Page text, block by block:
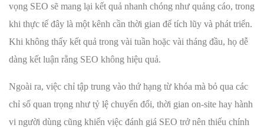
vọng SEO sẽ mang lại kết quả nhanh chóng như quảng cáo, trong
khi thực tế đây là một kênh cần thời gian để tích lũy và phát triển.
Khi không thấy kết quả trong vài tuần hoặc vài tháng đầu, họ dễ
dàng kết luận rằng SEO không hiệu quả.
Ngoài ra, việc chỉ tập trung vào thứ hạng từ khóa mà bỏ qua các
chỉ số quan trọng như tỷ lệ chuyển đổi, thời gian on-site hay hành
vi người dùng cũng khiến việc đánh giá SEO trở nên thiếu chính